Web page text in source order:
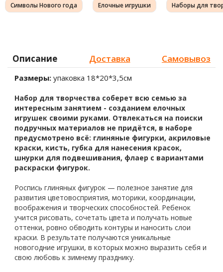
Символы Нового года Елочные игрушки Наборы для
Описание Доставка Самовывоз
Размеры: упаковка 18*20*3,5см
Набор для творчества соберет всю семью за
интересным занятием - созданием елочных
игрушек своими руками. Отвлекаться на поиски
подручных материалов не придётся, в наборе
предусмотрено всё: глиняные фигурки, акриловые
краски, кисть, губка для нанесения красок,
шнурки для подвешивания, флаер с вариантами
раскраски фигурок.
Роспись глиняных фигурок — полезное занятие для
развития цветовосприятия, моторики, координации,
воображения и творческих способностей. Ребенок
учится рисовать, сочетать цвета и получать новые
оттенки, ровно обводить контуры и наносить слои
краски. В результате получаются уникальные
новогодние игрушки, в которых можно выразить себя и
свою любовь к зимнему празднику.